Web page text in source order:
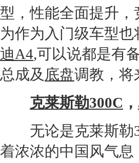
型，性能全面提升
为作为入门级车型也
迪A4,可以说都是有
总成及 底盘调教，将
克莱斯勒300C ，
无论是克莱斯勒
着浓浓的中国风气息